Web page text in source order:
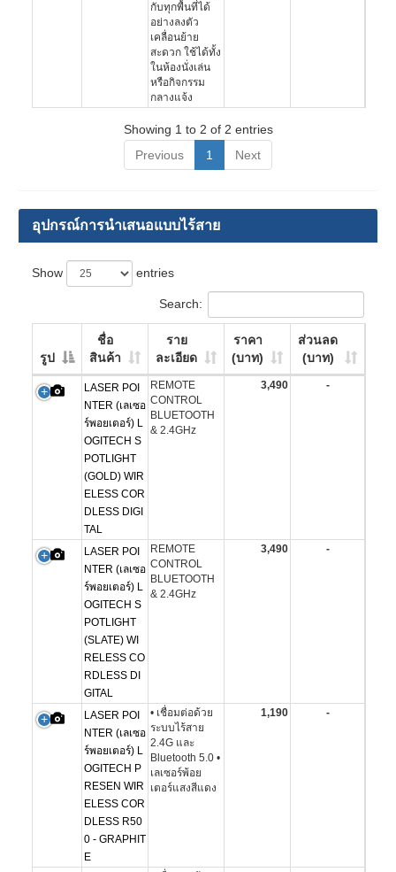
กับทุกพื้นที่ได้
อย่างลงตัว
เคลื่อนย้าย
สะดวก ใช้ได้ทั้ง
ในห้องนั่งเล่น
หรือกิจกรรม
กลางแจ้ง
Showing 1 to 2 of 2 entries
Previous
1 Next
อุปกรณ์การนำเสนอแบบไร้สาย
Show entries
Search:
รูป
ชื่อ
สินค้า
ราย
ละเอียด
ราคา
(บาท)
ส่วนลด
(บาท)
LASER POI
NTER (เลเซอ
ร์พอยเตอร์) L
OGITECH S
POTLIGHT
(GOLD) WIR
ELESS COR
DLESS DIGI
TAL
REMOTE
CONTROL
BLUETOOTH
& 2.4GHz
3,490 -
LASER POI
NTER (เลเซอ
ร์พอยเตอร์) L
OGITECH S
POTLIGHT
(SLATE) WI
RELESS CO
RDLESS DI
GITAL
REMOTE
CONTROL
BLUETOOTH
& 2.4GHz
3,490 -
LASER POI
NTER (เลเซอ
ร์พอยเตอร์) L
OGITECH P
RESEN WIR
ELESS COR
DLESS R50
0 - GRAPHIT
E
• เชื่อมต่อด้วย
ระบบไร้สาย
2.4G และ
Bluetooth 5.0 •
เลเซอร์พ้อย
เตอร์แสงสีแดง
1,190 -